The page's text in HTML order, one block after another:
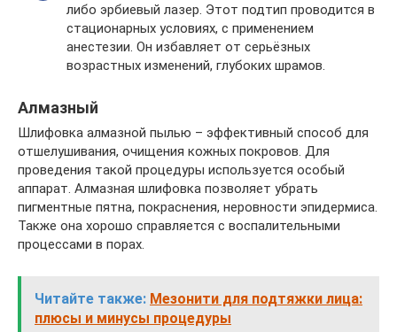
либо эрбиевый лазер. Этот подтип проводится в
стационарных условиях, с применением
анестезии. Он избавляет от серьёзных
возрастных изменений, глубоких шрамов.
Алмазный
Шлифовка алмазной пылью – эффективный способ для
отшелушивания, очищения кожных покровов. Для
проведения такой процедуры используется особый
аппарат. Алмазная шлифовка позволяет убрать
пигментные пятна, покраснения, неровности эпидермиса.
Также она хорошо справляется с воспалительными
процессами в порах.
Читайте также: Мезонити для подтяжки лица:
плюсы и минусы процедуры